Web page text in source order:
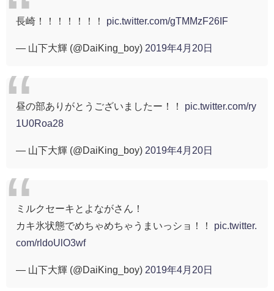
長崎！！！！！！！ pic.twitter.com/gTMMzF26IF
— 山下大輝 (@DaiKing_boy) 2019年4月20日
昼の部ありがとうございましたー！！ pic.twitter.com/ry
1U0Roa28
— 山下大輝 (@DaiKing_boy) 2019年4月20日
ミルクセーキとよながさん！
カキ氷状態でめちゃめちゃうまいっショ！！ pic.twitter.
com/rldoUlO3wf
— 山下大輝 (@DaiKing_boy) 2019年4月20日